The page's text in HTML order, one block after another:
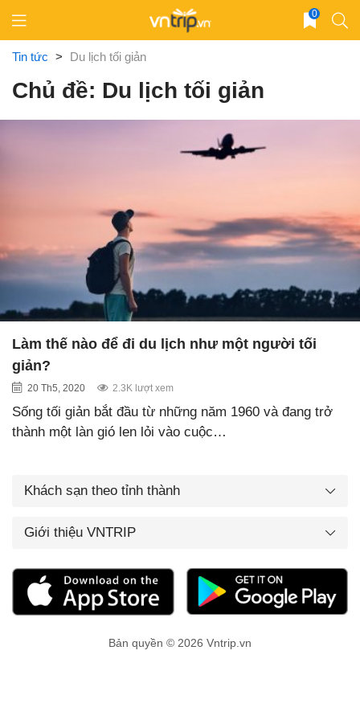
content
0
Tin tức > Du lịch tối giản
Chủ đề: Du lịch tối giản
Làm thế nào để đi du lịch như một người tối
giản?
20 Th5, 2020 2.3K lượt xem
Sống tối giản bắt đầu từ những năm 1960 và đang trở
thành một làn gió len lỏi vào cuộc…
Khách sạn theo tỉnh thành
Giới thiệu VNTRIP
Bản quyền © 2026 Vntrip.vn